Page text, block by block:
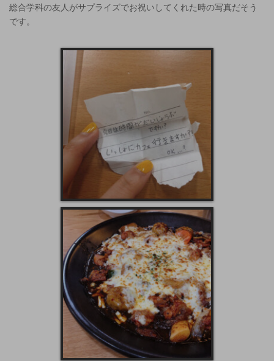
総合学科の友人がサプライズでお祝いしてくれた時の写真だそう
です。